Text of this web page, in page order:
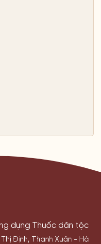
dụng Thuốc dân tộc
Định, Thanh Xuân - Hà